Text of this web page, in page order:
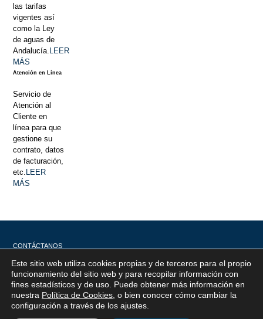
las tarifas
vigentes así
como la Ley
de aguas de
Andalucía.
LEER
MÁS
Atención en Línea
Servicio de
Atención al
Cliente en
línea para que
gestione su
contrato, datos
de facturación,
etc.
LEER
MÁS
CONTÁCTANOS
C/ De los Plateros, 1 Atención al
Este sitio web utiliza cookies propias y de terceros para el propio
funcionamiento del sitio web y para recopilar información con
fines estadísticos y de uso. Puede obtener más información en
nuestra Política de Cookies , o bien conocer cómo cambiar la
configuración a través de los ajustes
Si tiene cualquier duda sobre
EMACSA, haga click abajo.